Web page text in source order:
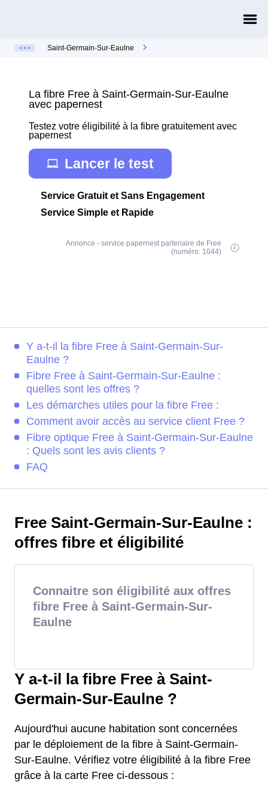
Saint-Germain-Sur-Eaulne
La fibre Free à Saint-Germain-Sur-Eaulne
avec papernest
Testez votre éligibilité à la fibre gratuitement avec
papernest
Lancer le test
Service Gratuit et Sans Engagement
Service Simple et Rapide
Annonce - service papernest partenaire de Free
(numéro: 1044)
Y a-t-il la fibre Free à Saint-Germain-Sur-
Eaulne ?
Fibre Free à Saint-Germain-Sur-Eaulne :
quelles sont les offres ?
Les démarches utiles pour la fibre Free :
Comment avoir accès au service client Free ?
Fibre optique Free à Saint-Germain-Sur-Eaulne
: Quels sont les avis clients ?
FAQ
Free Saint-Germain-Sur-Eaulne :
offres fibre et éligibilité
Connaitre son éligibilité aux offres
fibre Free à Saint-Germain-Sur-
Eaulne
Y a-t-il la fibre Free à Saint-
Germain-Sur-Eaulne ?
Aujourd'hui aucune habitation sont concernées
par le déploiement de la fibre à Saint-Germain-
Sur-Eaulne. Vérifiez votre éligibilité à la fibre Free
grâce à la carte Free ci-dessous :